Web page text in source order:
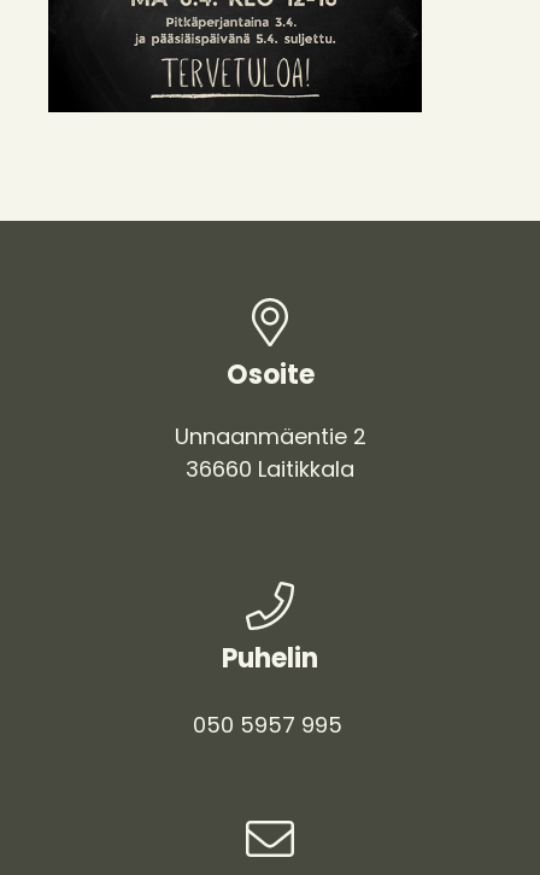
Osoite
Unnaanmäentie 2
36660 Laitikkala
Puhelin
050 5957 995